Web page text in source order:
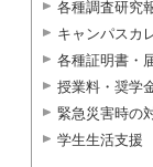
各種調査研究
キャンパスカ
各種証明書・
授業料・奨学
緊急災害時の
学生生活支援